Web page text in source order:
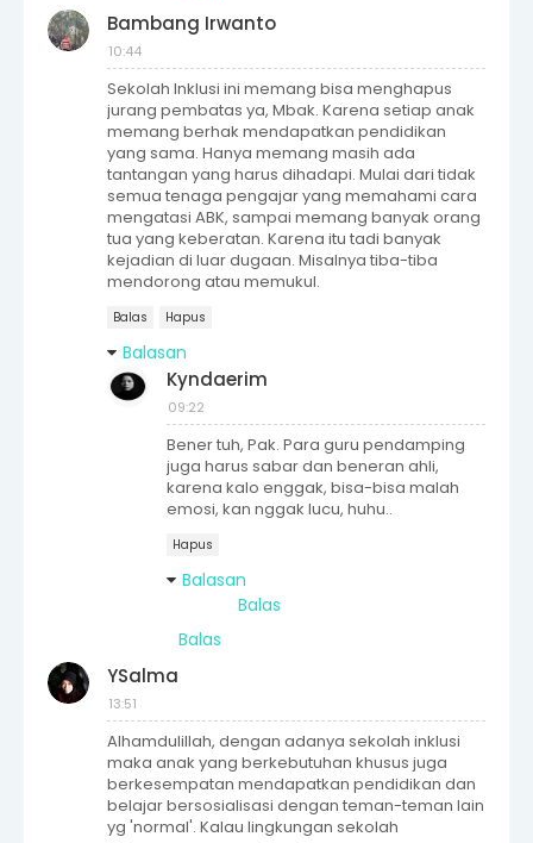
Bambang Irwanto
10:44
Sekolah Inklusi ini memang bisa menghapus
jurang pembatas ya, Mbak. Karena setiap anak
memang berhak mendapatkan pendidikan
yang sama. Hanya memang masih ada
tantangan yang harus dihadapi. Mulai dari tidak
semua tenaga pengajar yang memahami cara
mengatasi ABK, sampai memang banyak orang
tua yang keberatan. Karena itu tadi banyak
kejadian di luar dugaan. Misalnya tiba-tiba
mendorong atau memukul.
Balas Hapus
Balasan
Kyndaerim
09:22
Bener tuh, Pak. Para guru pendamping
juga harus sabar dan beneran ahli,
karena kalo enggak, bisa-bisa malah
emosi, kan nggak lucu, huhu..
Hapus
Balasan
Balas
Balas
YSalma
13:51
Alhamdulillah, dengan adanya sekolah inklusi
maka anak yang berkebutuhan khusus juga
berkesempatan mendapatkan pendidikan dan
belajar bersosialisasi dengan teman-teman lain
yg 'normal'. Kalau lingkungan sekolah